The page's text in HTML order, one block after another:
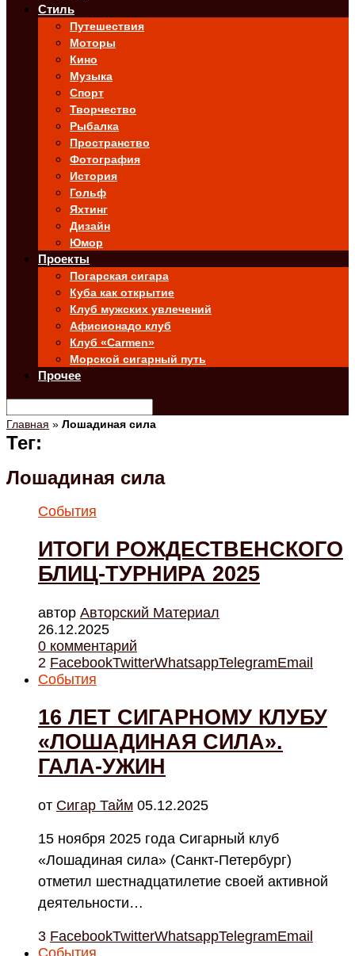
Стиль
Путешествия
Моторы
Кино
Музыка
Спорт
Творчество
Рыбалка
Пространство
Фотография
История
Гольф
Яхтинг
Дизайн
Юмор
Проекты
Погарская сигара
Куба как открытие
Клуб мужских увлечений
Афисионадо клуб
Клуб «Carmen»
Морской сигарный путь
Прочее
Главная » Лошадиная сила
Тег:
Лошадиная сила
События
ИТОГИ РОЖДЕСТВЕНСКОГО
БЛИЦ-ТУРНИРА 2025
автор Авторский Материал
26.12.2025
0 комментарий
2 FacebookTwitterWhatsappTelegramEmail
События
16 ЛЕТ СИГАРНОМУ КЛУБУ
«ЛОШАДИНАЯ СИЛА».
ГАЛА-УЖИН
от Cигар Тайм 05.12.2025
15 ноября 2025 года Сигарный клуб
«Лошадиная сила» (Санкт-Петербург)
отметил шестнадцатилетие своей активной
деятельности…
3 FacebookTwitterWhatsappTelegramEmail
События